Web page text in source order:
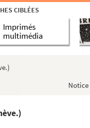
CIBLÉES
Imprimés
multimédia
Notice